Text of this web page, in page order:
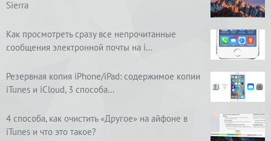
Sierra
Как просмотреть сразу все непрочитанные
сообщения электронной почты на i…
Резервная копия iPhone/iPad: содержимое копии
iTunes и iCloud, 3 способа…
4 способа, как очистить «Другое» на айфоне в
iTunes и что это такое?